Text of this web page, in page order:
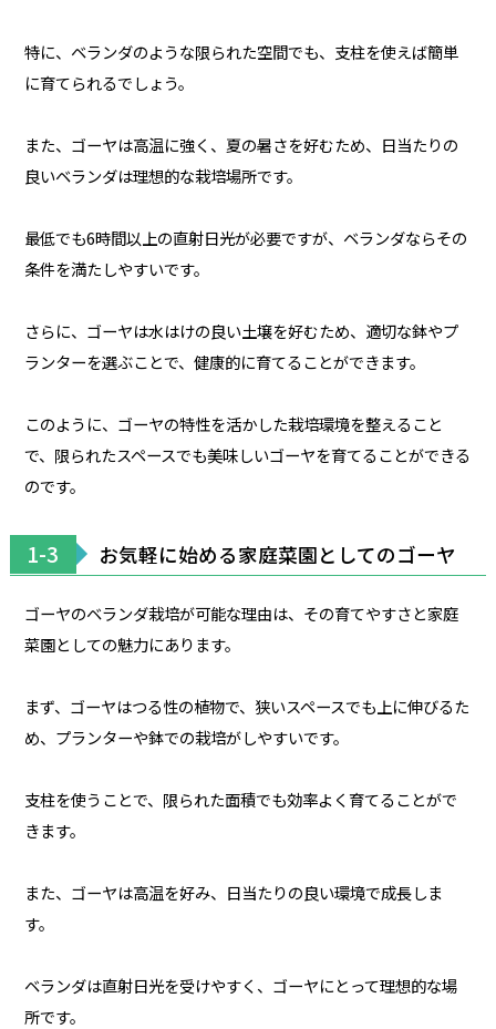
特に、ベランダのような限られた空間でも、支柱を使えば簡単
に育てられるでしょう。
また、ゴーヤは高温に強く、夏の暑さを好むため、日当たりの
良いベランダは理想的な栽培場所です。
最低でも6時間以上の直射日光が必要ですが、ベランダならその
条件を満たしやすいです。
さらに、ゴーヤは水はけの良い土壌を好むため、適切な鉢やプ
ランターを選ぶことで、健康的に育てることができます。
このように、ゴーヤの特性を活かした栽培環境を整えること
で、限られたスペースでも美味しいゴーヤを育てることができる
のです。
1-3 お気軽に始める家庭菜園としてのゴーヤ
ゴーヤのベランダ栽培が可能な理由は、その育てやすさと家庭
菜園としての魅力にあります。
まず、ゴーヤはつる性の植物で、狭いスペースでも上に伸びるた
め、プランターや鉢での栽培がしやすいです。
支柱を使うことで、限られた面積でも効率よく育てることがで
きます。
また、ゴーヤは高温を好み、日当たりの良い環境で成長しま
す。
ベランダは直射日光を受けやすく、ゴーヤにとって理想的な場
所です。